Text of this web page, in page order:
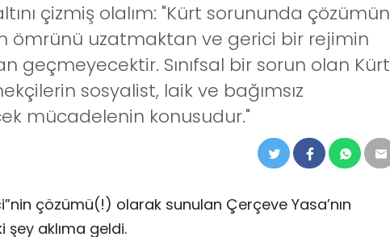
çizmiş olalım: "Kürt sorununda çözümün
ömrünü uzatmaktan ve gerici bir rejimin
geçmeyecektir. Sınıfsal bir sorun olan Kürt
sosyalist, laik ve bağımsız
mücadelenin konusudur."
çözümü(!) olarak sunulan Çerçeve Yasa’nın
şey aklıma geldi.